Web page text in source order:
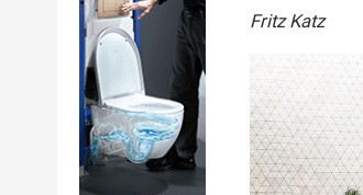
Fritz Katz